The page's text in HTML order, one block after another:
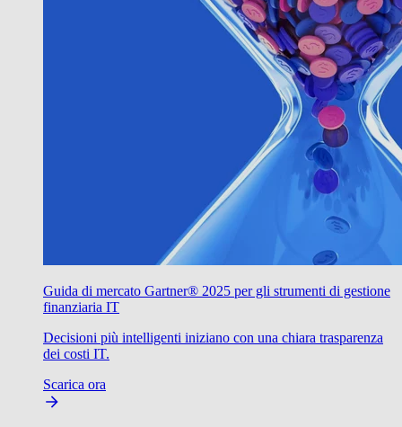
Guida di mercato Gartner® 2025 per gli strumenti di gestione
finanziaria IT
Decisioni più intelligenti iniziano con una chiara trasparenza
dei costi IT.
Scarica ora